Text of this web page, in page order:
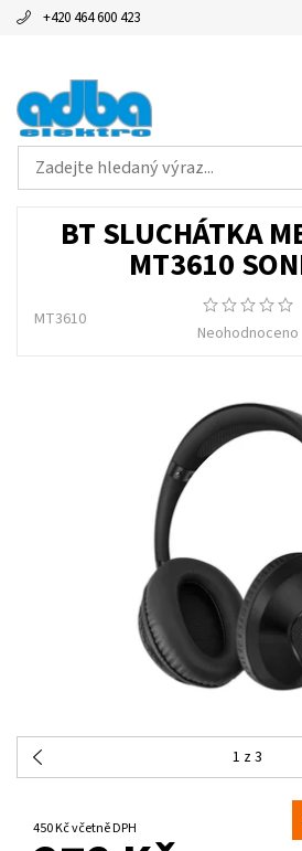
+420 464 600 423
BT SLUCHÁTKA
MT3610
MT3610
Neohodnoceno
1 z 3
450 Kč včetně DPH